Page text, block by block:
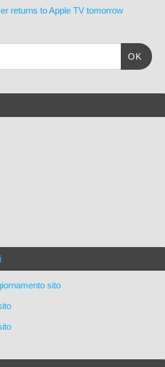
returns to Apple TV tomorrow
OK
sito